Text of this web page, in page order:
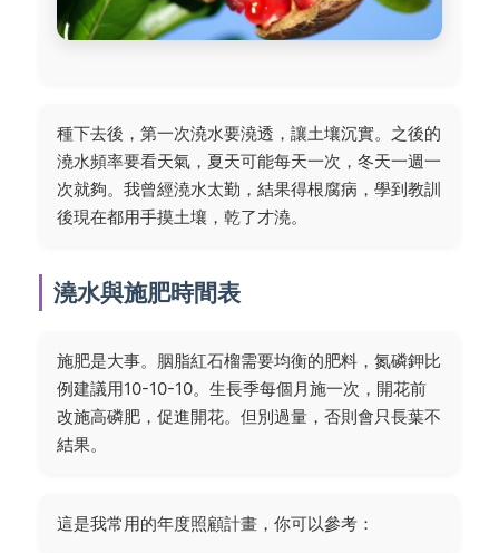
種下去後，第一次澆水要澆透，讓土壤沉實。之後的
澆水頻率要看天氣，夏天可能每天一次，冬天一週一
次就夠。我曾經澆水太勤，結果得根腐病，學到教訓
後現在都用手摸土壤，乾了才澆。
澆水與施肥時間表
施肥是大事。胭脂紅石榴需要均衡的肥料，氮磷鉀比
例建議用10-10-10。生長季每個月施一次，開花前
改施高磷肥，促進開花。但別過量，否則會只長葉不
結果。
這是我常用的年度照顧計畫，你可以參考：